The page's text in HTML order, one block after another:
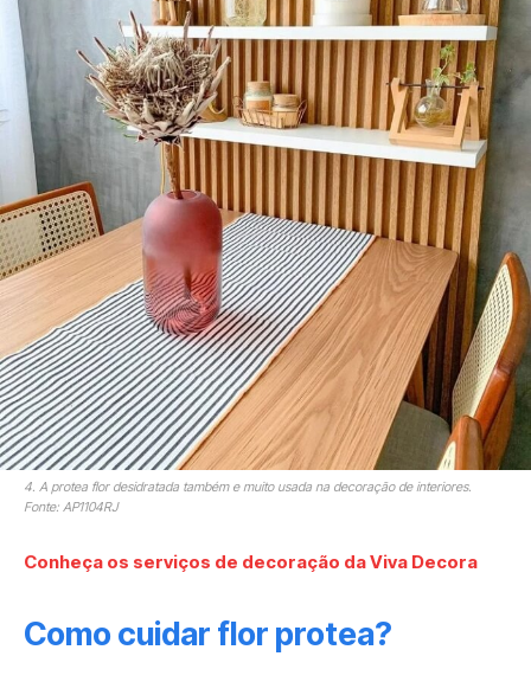
4. A protea flor desidratada também e muito usada na decoração de interiores.
Fonte: AP1104RJ
Conheça os serviços de decoração da Viva Decora
Como cuidar flor protea?